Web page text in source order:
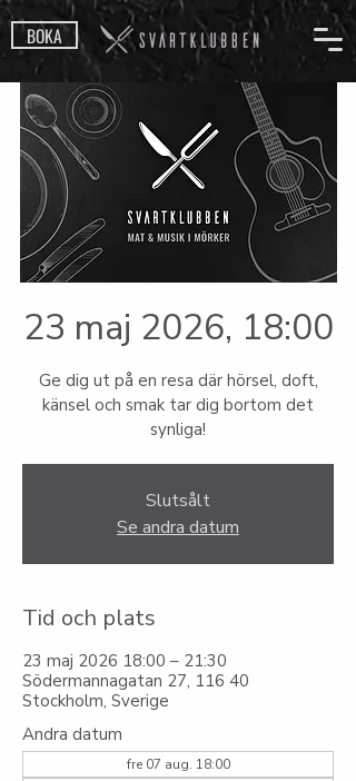
BOKA
23 maj 2026, 18:00
Ge dig ut på en resa där hörsel, doft,
känsel och smak tar dig bortom det
synliga!
Slutsålt
Se andra datum
Tid och plats
23 maj 2026 18:00 – 21:30
Södermannagatan 27, 116 40
Stockholm, Sverige
Andra datum
fre 07 aug. 18:00